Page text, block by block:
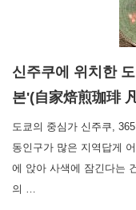
신주쿠에 위치한
본'(自家焙煎珈琲
도쿄의 중심가 신주쿠,
동인구가 많은 지역답게
에 앉아 사색에 잠긴다는
의 …